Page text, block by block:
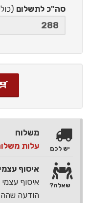
סה"כ לתשלום
משלוח
עלות משלוח עד
איסוף עצמי
איסוף
הודעה
יש לכם
שאלה?